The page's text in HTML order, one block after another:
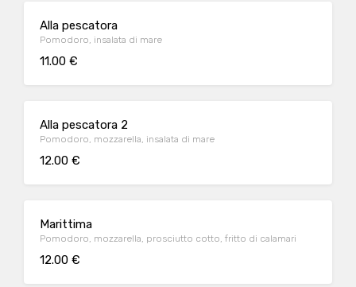
Alla pescatora
Pomodoro, insalata di mare
11.00 €
Alla pescatora 2
Pomodoro, mozzarella, insalata di mare
12.00 €
Marittima
Pomodoro, mozzarella, prosciutto cotto, fritto di calamari
12.00 €